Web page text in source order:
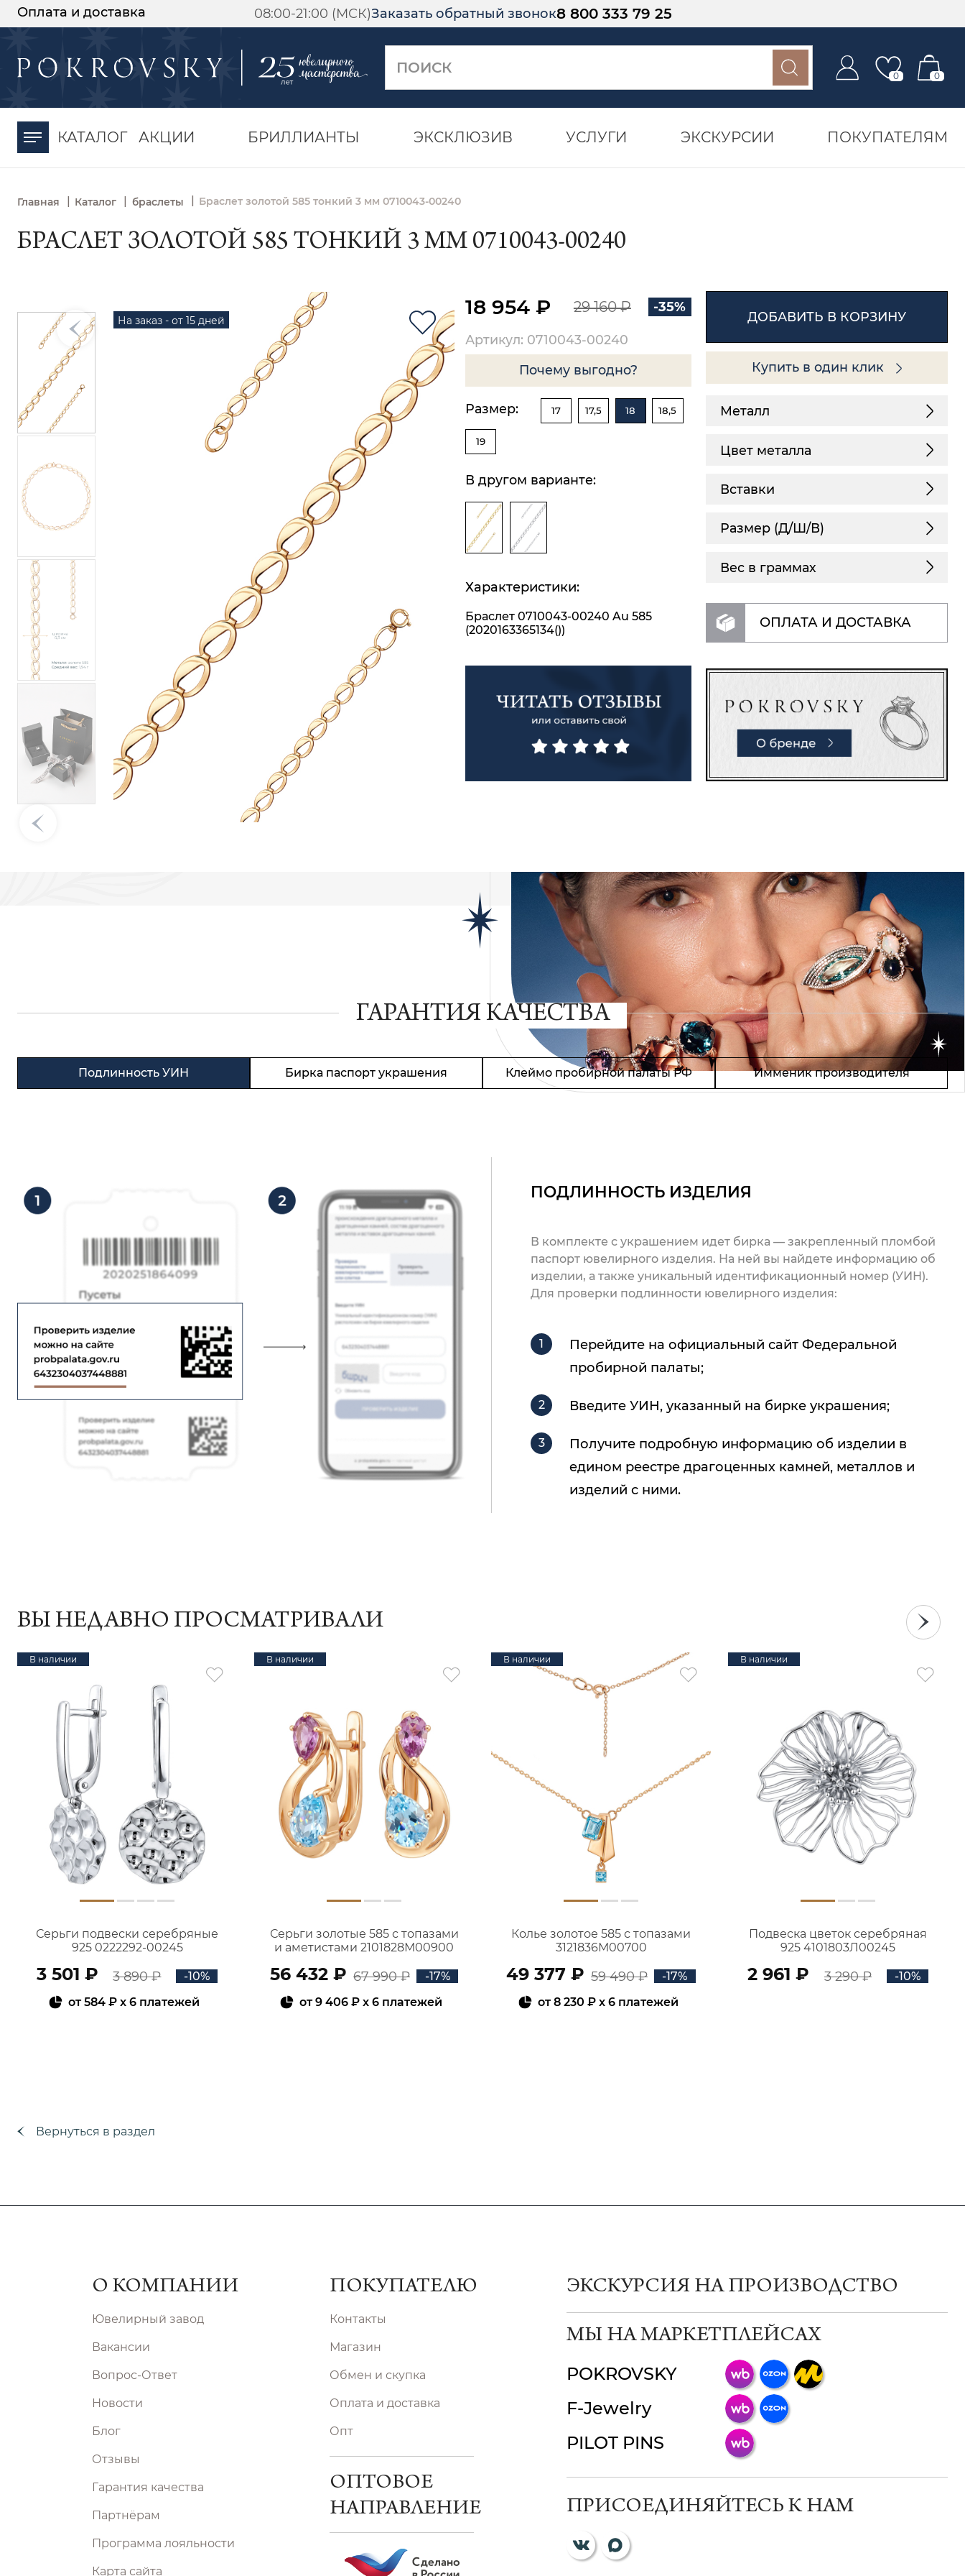
Оплата и доставка 08:00-21:00 (МСК)Заказать обратный звонок8 800 333 79 25
0 0
КАТАЛОГ АКЦИИ БРИЛЛИАНТЫ ЭКСКЛЮЗИВ УСЛУГИ ЭКСКУРСИИ ПОКУПАТЕЛЯМ
Главная | Каталог | браслеты Браслет золотой 585 тонкий 3 мм 0710043-00240
БРАСЛЕТ ЗОЛОТОЙ 585 ТОНКИЙ 3 ММ 0710043-00240
На заказ - от 15 дней
18 954 ₽ 29 160 ₽ -35%
Артикул: 0710043-00240
Почему выгодно?
Размер: 17 17,5 18 18,5
19
В другом варианте:
Характеристики:
Браслет 0710043-00240 Au 585
(2020163365134())
ДОБАВИТЬ В КОРЗИНУ
Купить в один клик
Металл
Цвет металла
Вставки
Размер (Д/Ш/В)
Вес в граммах
ОПЛАТА И ДОСТАВКА
ГАРАНТИЯ КАЧЕСТВА
Подлинность УИН Бирка паспорт украшения Клеймо пробирной палаты РФ Имменик производителя
ПОДЛИННОСТЬ ИЗДЕЛИЯ
В комплекте с украшением идет бирка — закрепленный пломбой
паспорт ювелирного изделия. На ней вы найдете информацию об
изделии, а также уникальный идентификационный номер (УИН).
Для проверки подлинности ювелирного изделия:
Перейдите на официальный сайт Федеральной
пробирной палаты;
Введите УИН, указанный на бирке украшения;
Получите подробную информацию об изделии в
едином реестре драгоценных камней, металлов и
изделий с ними.
ВЫ НЕДАВНО ПРОСМАТРИВАЛИ
В наличии
Серьги подвески серебряные
925 0222292-00245
3 501 ₽ 3 890 ₽
-10%
от584 ₽ x 6 платежей
В наличии
Серьги золотые 585 с топазами
и аметистами 2101828М00900
56 432 ₽ 67 990 ₽
-17%
от9 406 ₽ x 6 платежей
В наличии
Колье золотое 585 с топазами
3121836М00700
49 377 ₽ 59 490 ₽
-17%
от8 230 ₽x 6 платежей
В наличии
Подвеска цветок серебряная
925 4101803Л00245
2 961 ₽ 3 290 ₽ -10%
Вернуться в раздел
О КОМПАНИИ
Ювелирный завод
Вакансии
Вопрос-Ответ
Новости
Блог
Отзывы
Гарантия качества
Партнёрам
Программа лояльности
Карта сайта
ПОКУПАТЕЛЮ
Контакты
Магазин
Обмен и скупка
Оплата и доставка
Опт
ОПТОВОЕ
НАПРАВЛЕНИЕ
ЭКСКУРСИЯ НА ПРОИЗВОДСТВО
МЫ НА МАРКЕТПЛЕЙСАХ
POKROVSKY
F-Jewelry
PILOT PINS
ПРИСОЕДИНЯЙТЕСЬ К НАМ
-30%
момента оплаты
ChatApp
мессенджер!